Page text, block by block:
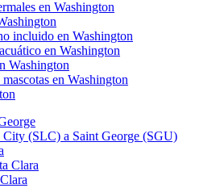
en Washington
incluido en Washington
en Washington
Washington
en Washington
City (SLC) a Saint George (SGU)
Clara